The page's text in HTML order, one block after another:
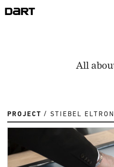
All
PROJECT STIEBEL ELTRON